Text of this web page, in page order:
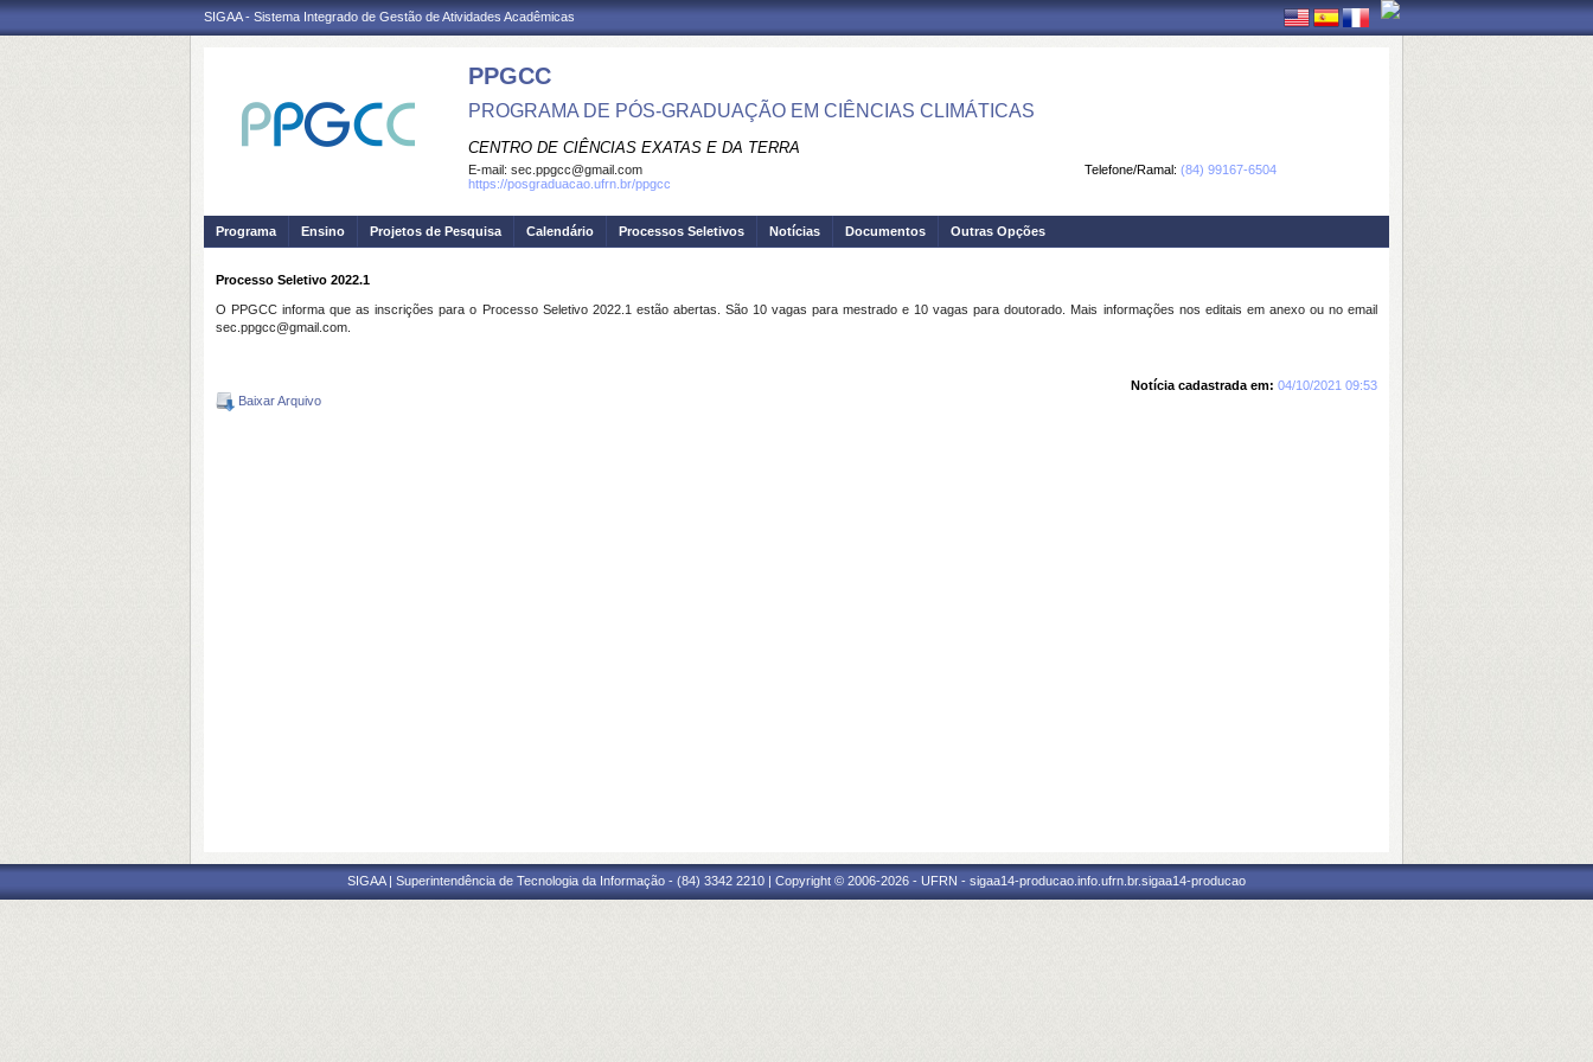
SIGAA - Sistema Integrado de Gestão de Atividades Acadêmicas
PPGCC
PROGRAMA DE PÓS-GRADUAÇÃO EM CIÊNCIAS CLIMÁTICAS
CENTRO DE CIÊNCIAS EXATAS E DA TERRA
Telefone/Ramal: (84) 99167-6504
E-mail: sec.ppgcc@gmail.com
https://posgraduacao.ufrn.br/ppgcc
Programa Ensino Projetos de Pesquisa Calendário Processos Seletivos Notícias Documentos Outras Opções
Processo Seletivo 2022.1
O PPGCC informa que as inscrições para o Processo Seletivo 2022.1 estão abertas. São 10 vagas para mestrado e 10 vagas para doutorado. Mais informações nos editais em anexo ou no email
sec.ppgcc@gmail.com.
Notícia cadastrada em: 04/10/2021 09:53
Baixar Arquivo
SIGAA | Superintendência de Tecnologia da Informação - (84) 3342 2210 | Copyright © 2006-2026 - UFRN - sigaa14-producao.info.ufrn.br.sigaa14-producao